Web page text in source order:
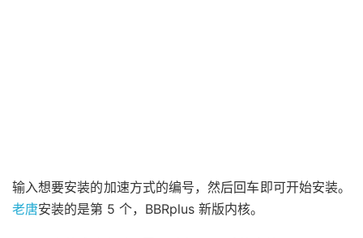
输入想要安装的加速方式的编号，然后回车即可开始安装。
老唐安装的是第 5 个，BBRplus 新版内核。